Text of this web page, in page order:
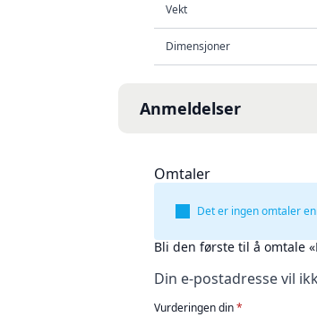
Vekt
Dimensjoner
Anmeldelser
Omtaler
Det er ingen omtaler
Bli den første til å omtale
Din e-postadresse vil
Vurderingen din*